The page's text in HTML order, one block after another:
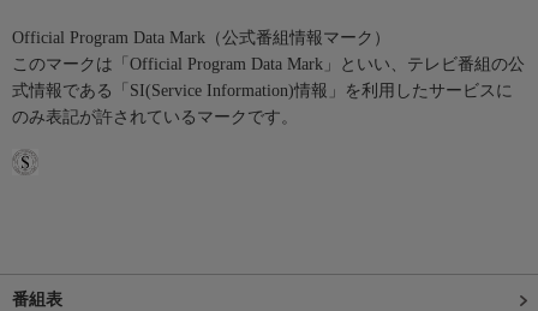
Official Program Data Mark（公式番組情報マーク）
このマークは「Official Program Data Mark」といい、テレビ番組の公
式情報である「SI(Service Information)情報」を利用したサービスに
のみ表記が許されているマークです。
番組表